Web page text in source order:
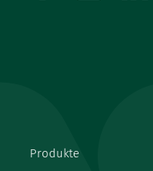
Produkte